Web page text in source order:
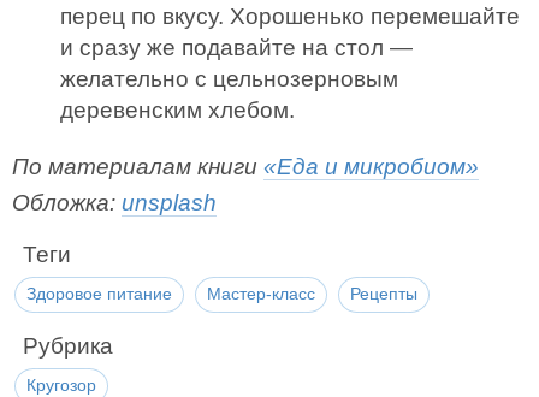
перец по вкусу. Хорошенько перемешайте
и сразу же подавайте на стол —
желательно с цельнозерновым
деревенским хлебом.
По материалам книги «Еда и микробиом»
Обложка: unsplash
Теги
Здоровое питание Мастер-класс Рецепты
Рубрика
Кругозор